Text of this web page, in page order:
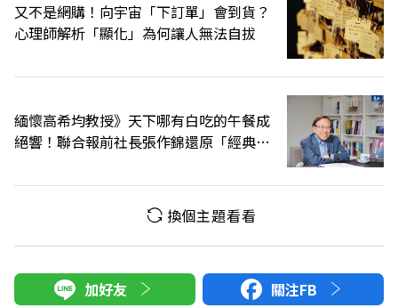
又不是網購！向宇宙「下訂單」會到貨？
心理師解析「顯化」為何讓人無法自拔
緬懷高希均教授》天下哪有白吃的午餐成
絕響！聯合報前社長張作錦還原「經典名
換個主題看看
加好友 關注FB